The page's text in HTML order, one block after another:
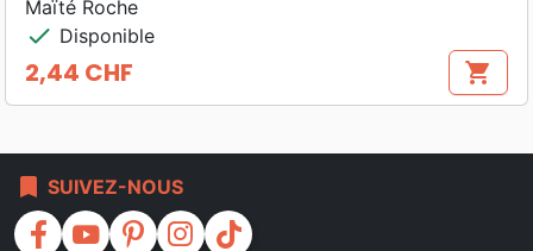
Maïté Roche
check Disponible
Prix
2,44 CHF shopping_cart
bookmark SUIVEZ-NOUS
facebook youtube pinterest instagram
tiktok